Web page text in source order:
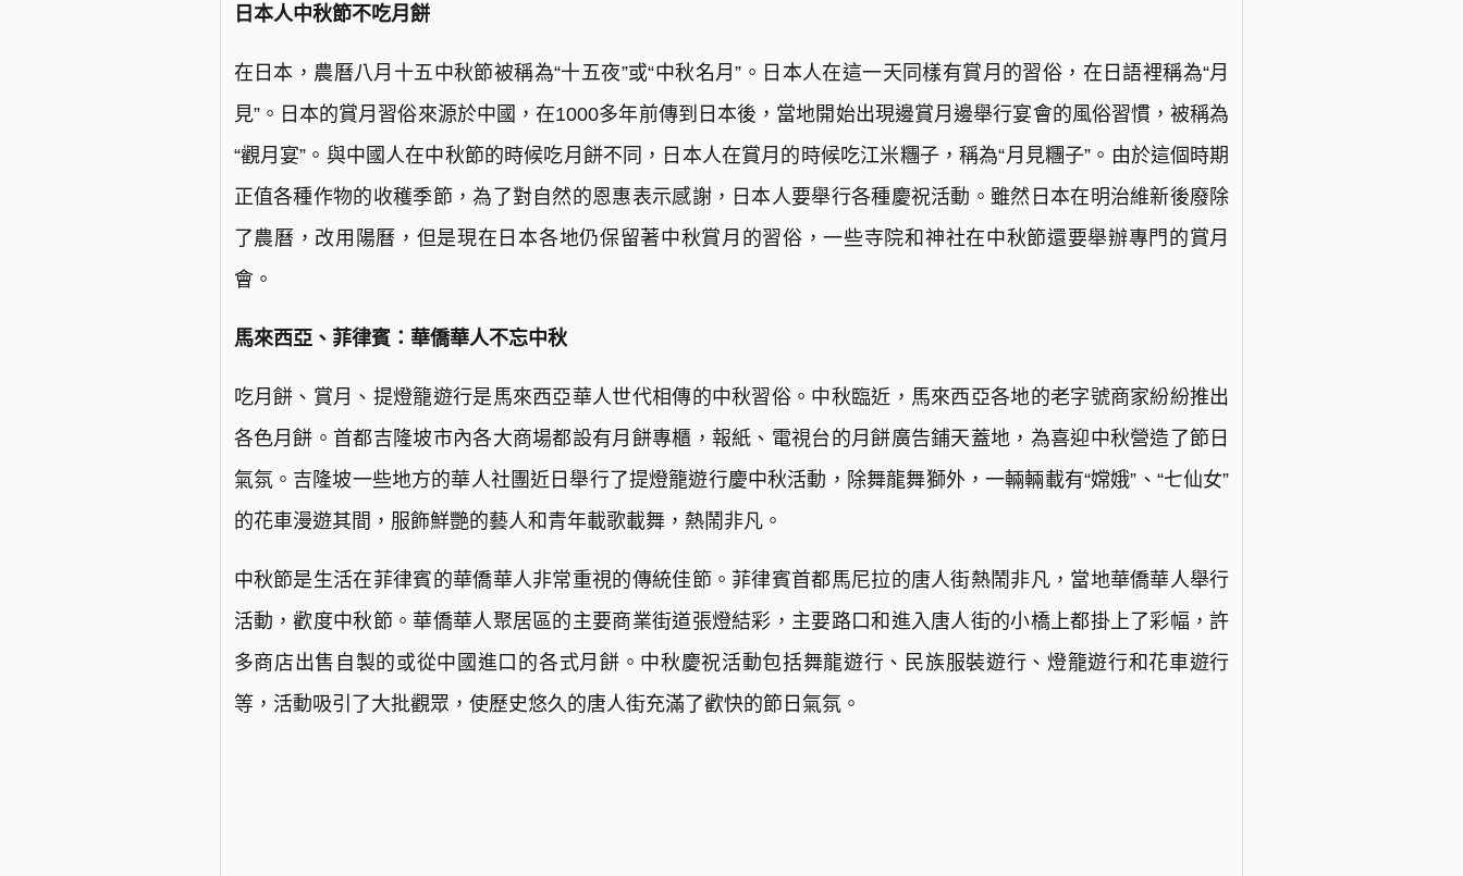
日本人中秋節不吃月餅
在日本，農曆八月十五中秋節被稱為“十五夜”或“中秋名月”。日本人在這一天同樣有賞月的習俗，在日語裡稱為“月
見”。日本的賞月習俗來源於中國，在1000多年前傳到日本後，當地開始出現邊賞月邊舉行宴會的風俗習慣，被稱為
“觀月宴”。與中國人在中秋節的時候吃月餅不同，日本人在賞月的時候吃江米糰子，稱為“月見糰子”。由於這個時期
正值各種作物的收穫季節，為了對自然的恩惠表示感謝，日本人要舉行各種慶祝活動。雖然日本在明治維新後廢除
了農曆，改用陽曆，但是現在日本各地仍保留著中秋賞月的習俗，一些寺院和神社在中秋節還要舉辦專門的賞月
會。
馬來西亞、菲律賓：華僑華人不忘中秋
吃月餅、賞月、提燈籠遊行是馬來西亞華人世代相傳的中秋習俗。中秋臨近，馬來西亞各地的老字號商家紛紛推出
各色月餅。首都吉隆坡市內各大商場都設有月餅專櫃，報紙、電視台的月餅廣告鋪天蓋地，為喜迎中秋營造了節日
氣氛。吉隆坡一些地方的華人社團近日舉行了提燈籠遊行慶中秋活動，除舞龍舞獅外，一輛輛載有“嫦娥”、“七仙女”
的花車漫遊其間，服飾鮮艷的藝人和青年載歌載舞，熱鬧非凡。
中秋節是生活在菲律賓的華僑華人非常重視的傳統佳節。菲律賓首都馬尼拉的唐人街熱鬧非凡，當地華僑華人舉行
活動，歡度中秋節。華僑華人聚居區的主要商業街道張燈結彩，主要路口和進入唐人街的小橋上都掛上了彩幅，許
多商店出售自製的或從中國進口的各式月餅。中秋慶祝活動包括舞龍遊行、民族服裝遊行、燈籠遊行和花車遊行
等，活動吸引了大批觀眾，使歷史悠久的唐人街充滿了歡快的節日氣氛。